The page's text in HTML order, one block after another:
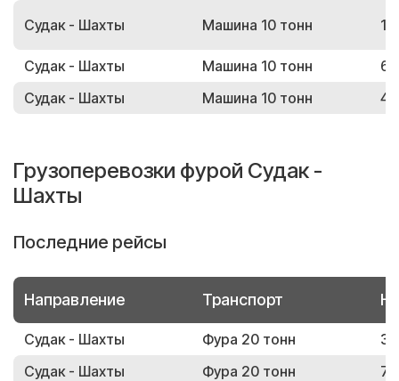
Судак - Шахты Машина 10 тонн
Судак - Шахты Машина 10 тонн
Судак - Шахты
Машина 10 тонн
Грузоперевозки фурой Судак -
Шахты
Последние рейсы
Направление Транспорт
Судак - Шахты Фура 20 тонн
Судак - Шахты
Фура 20 тонн